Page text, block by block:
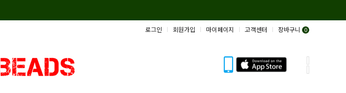
로그인 회원가입 마이페이지 고객센터 장바구니 0